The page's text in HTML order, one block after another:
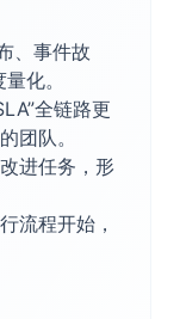
、事件故
化。
全链路更
团队。
进任务，形
流程开始，